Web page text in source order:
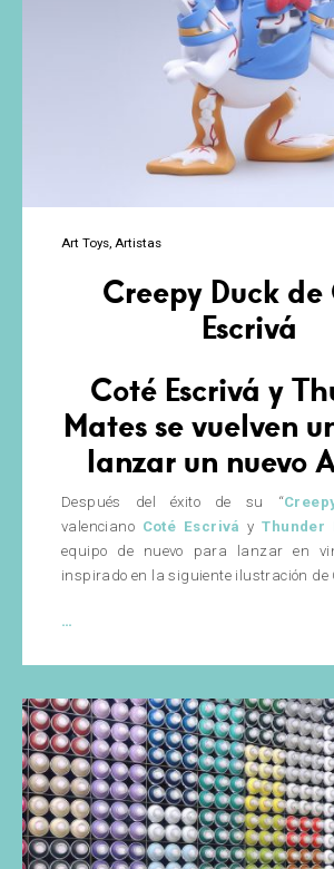
Art Toys Artistas
Creepy Duck de
Escrivá
Coté Escrivá y
Mates se vuelven
lanzar un nuevo
Después del éxito de su “
valenciano Coté Escrivá yThunder
equipo de nuevo para lanzar en
inspirado en la siguiente ilustración de
…
de
Coté
Escrivá